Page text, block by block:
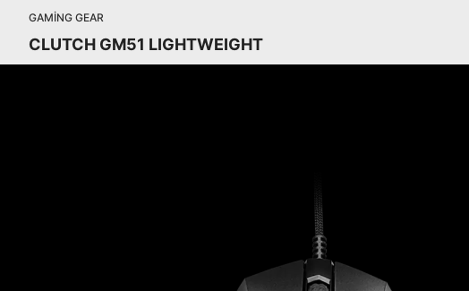
GAMING GEAR
CLUTCH GM51 LIGHTWEIGHT